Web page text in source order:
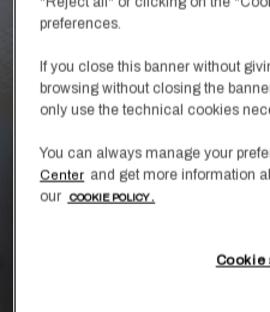
Shop by Design
Links
preferences.
If you close this banner without
browsing without closing the
only use the technical cookies
You can always manage your
Center and get more information
our
COOKIE POLICY .
Cookie